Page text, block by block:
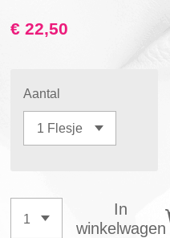
€ 22,50
Aantal
In
winkelwagen